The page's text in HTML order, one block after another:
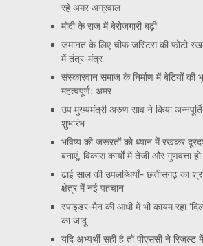
रहे अमर अग्रवाल
मोदी के राज में बेरोजगारी बढ़ी
जमानत के लिए चीफ जस्टिस की फोटो
में तंत्र-मंत्र
संस्कारवान समाज के निर्माण में बेटियों की
महत्वपूर्ण: अमर
उप मुख्यमंत्री अरुण साव ने किया
शुभारंभ
भविष्य की जरूरतों को ध्यान में रखकर
बनाएं, विकास कार्यों में तेजी और गुणवत्ता
ढाई साल की उपलब्धियाँ- छत्तीसगढ़ का
क्षेत्र में नई पहचान
स्पाइडर-मैन की आंधी में भी कायम रहा ‘दिल
का जादू
यदि अभ्यर्थी सही है तो पीएससी ने रिजल्ट